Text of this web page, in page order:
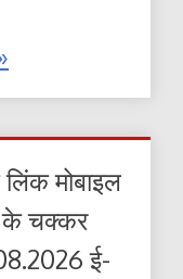
मोबाइल
के चक्कर
ई-